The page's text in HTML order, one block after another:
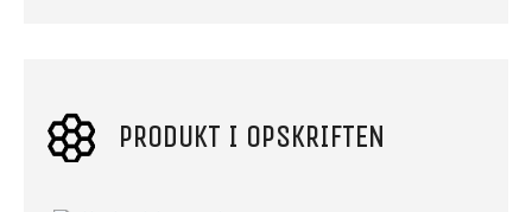
PRODUKT I OPSKRIFTEN